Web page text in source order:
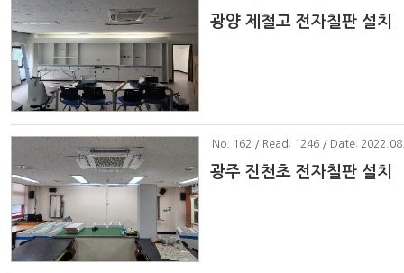
광양 제철고 전자칠판 설치
No . 162 / Read: 1246 / Date:
광주 진천초 전자칠판 설치